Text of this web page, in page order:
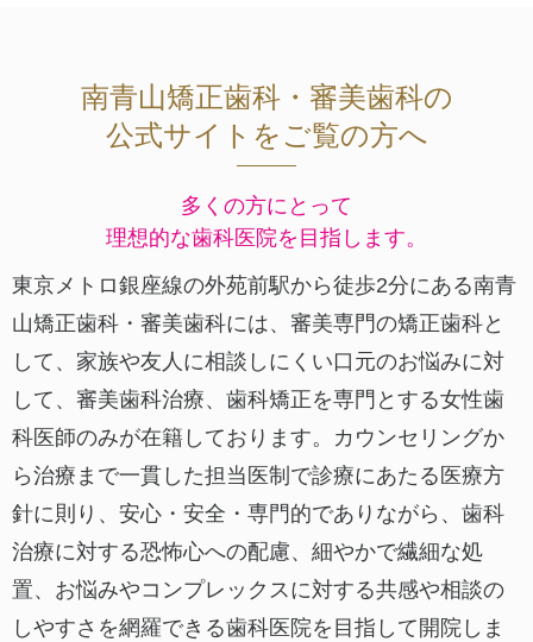
南青山矯正歯科・審美歯科の
公式サイトをご覧の方へ
多くの方にとって
理想的な歯科医院を目指します。
東京メトロ銀座線の外苑前駅から徒歩2分にある南青
山矯正歯科・審美歯科には、審美専門の矯正歯科と
して、家族や友人に相談しにくい口元のお悩みに対
して、審美歯科治療、歯科矯正を専門とする女性歯
科医師のみが在籍しております。カウンセリングか
ら治療まで一貫した担当医制で診療にあたる医療方
針に則り、安心・安全・専門的でありながら、歯科
治療に対する恐怖心への配慮、細やかで繊細な処
置、お悩みやコンプレックスに対する共感や相談の
しやすさを網羅できる歯科医院を目指して開院しま